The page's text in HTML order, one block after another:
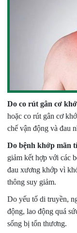
Do co rút gân cơ
hoặc co rút gân cơ
chế vận động và đau
Do bệnh khớp mãn
giảm kết hợp với các
đau xương khớp vì
thông suy giảm.
Do yếu tố di truyền,
động, lao động quá
sống bị tổn thương.